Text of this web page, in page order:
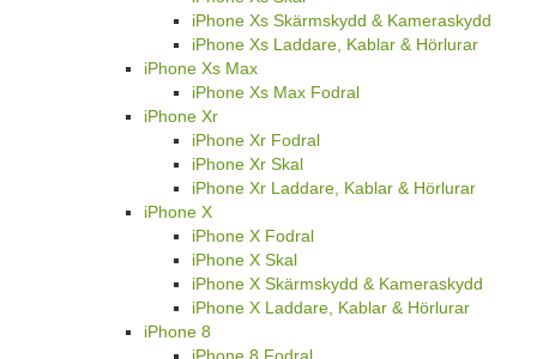
iPhone Xs Skärmskydd & Kameraskydd
iPhone Xs Laddare, Kablar & Hörlurar
iPhone Xs Max
iPhone Xs Max Fodral
iPhone Xr
iPhone Xr Fodral
iPhone Xr Skal
iPhone Xr Laddare, Kablar & Hörlurar
iPhone X
iPhone X Fodral
iPhone X Skal
iPhone X Skärmskydd & Kameraskydd
iPhone X Laddare, Kablar & Hörlurar
iPhone 8